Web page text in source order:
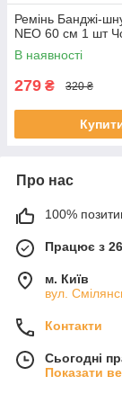
Ремінь Банджі-
NEO 60 см 1 шт
В наявності
279 ₴ 320 ₴
Про нас
100%
Працює з
м. Київ
вул.
Контакти
Сьогодні
Показати